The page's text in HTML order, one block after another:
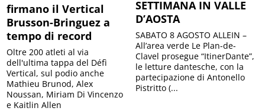
firmano il Vertical
Brusson-Bringuez a
tempo di record
Oltre 200 atleti al via
dell'ultima tappa del Défì
Vertical, sul podio anche
Mathieu Brunod, Alex
Noussan, Miriam Di Vincenzo
e Kaitlin Allen
SETTIMANA IN VALLE
D’AOSTA
SABATO 8 AGOSTO ALLEIN –
All’area verde Le Plan-de-
Clavel prosegue “ItinerDante”,
le letture dantesche, con la
partecipazione di Antonello
Pistritto (...